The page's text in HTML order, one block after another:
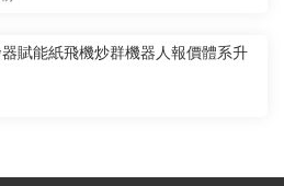
賦能紙飛機炒群機器人報價體系升